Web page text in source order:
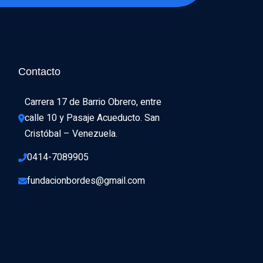
Contacto
Carrera 17 de Barrio Obrero, entre
calle 10 y Pasaje Acueducto. San
Cristóbal – Venezuela.
0414-7089905
fundacionbordes@gmail.com